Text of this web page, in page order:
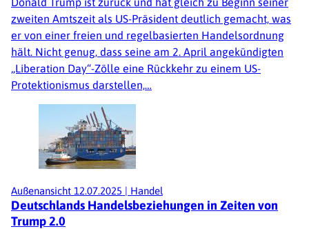
zweiten Amtszeit als US-Präsident deutlich gemacht, was
er von einer freien und regelbasierten Handelsordnung
hält. Nicht genug, dass seine am 2. April angekündigten
„Liberation Day“-Zölle eine Rückkehr zu einem US-
Protektionismus darstellen,…
Außenansicht 12.07.2025 | Handel
Deutschlands Handelsbeziehungen in Zeiten von
Trump 2.0